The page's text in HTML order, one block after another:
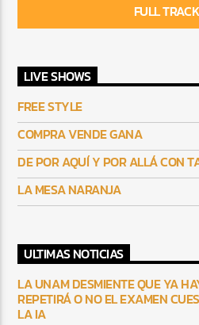
FULL
LIVE SHOWS
FREE STYLE
COMPRA VENDE GANA
DE POR AQUÍ Y POR ALLÁ CON
LA MESA NARANJA
ULTIMAS NOTICIAS
LA UNAM DESMIENTE QUE YA
REPETIRÁ O NO EL EXAMEN
LA IA